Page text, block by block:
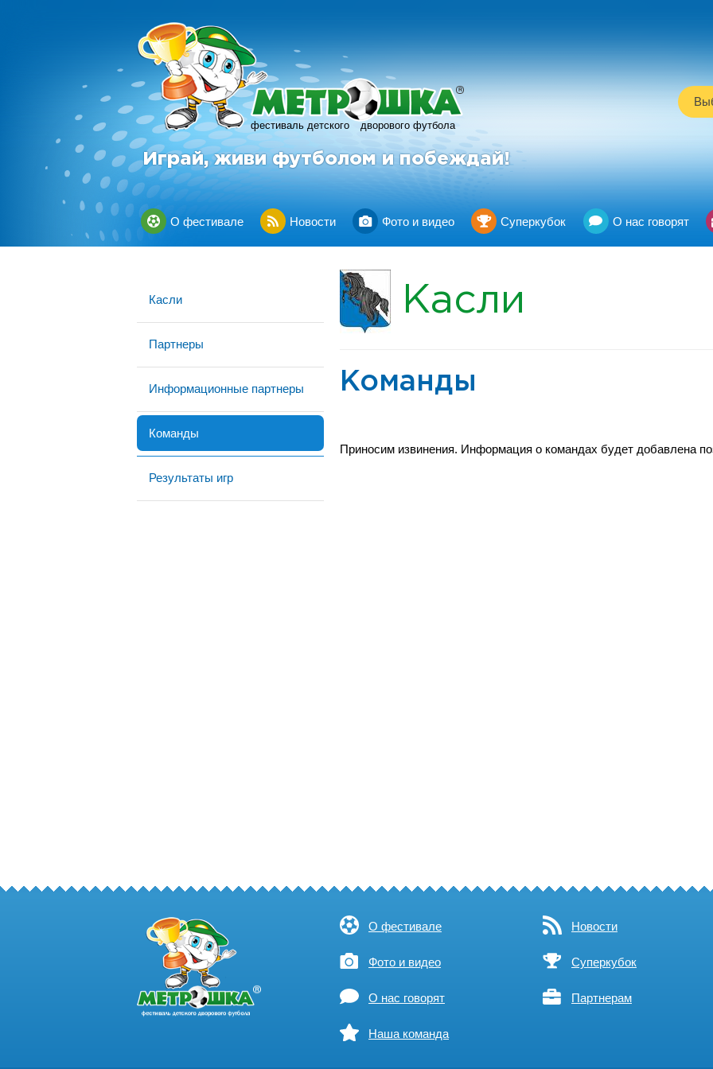
фестиваль детского дворового футбола
R
Играй, живи футболом и побеждай!
О фестивале Новости Фото и видео Суперкубок О нас говорят
Касли
Партнеры
Информационные партнеры
Команды
Результаты игр
Касли
Команды
Приносим извинения. Информация о командах будет добавлена
О фестивале Новости
Фото и видео Суперкубок
О нас говорят Партнерам
Наша команда